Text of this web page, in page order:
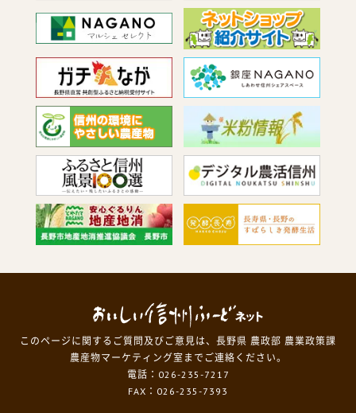
このページに関するご質問及びご意見は、長野県 農政部 農業政策課
農産物マーケティング室までご連絡ください。
電話：026-235-7217
FAX：026-235-7393